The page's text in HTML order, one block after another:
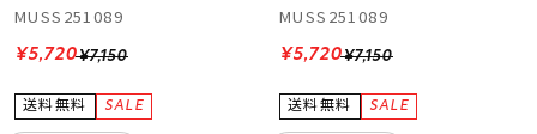
MUSS251089
¥7,150
¥5,720
MUSS251089
¥7,150
¥5,720